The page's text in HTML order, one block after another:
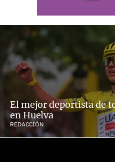
El mejor deportista de
en Huelva
REDACCIÓN